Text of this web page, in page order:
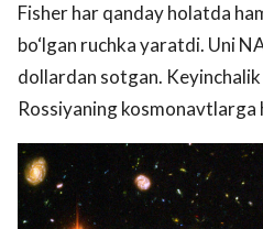
Fisher har qanday holatda
bo‘lgan ruchka yaratdi. Uni
dollardan sotgan.
Rossiyaning kosmonavtlarga